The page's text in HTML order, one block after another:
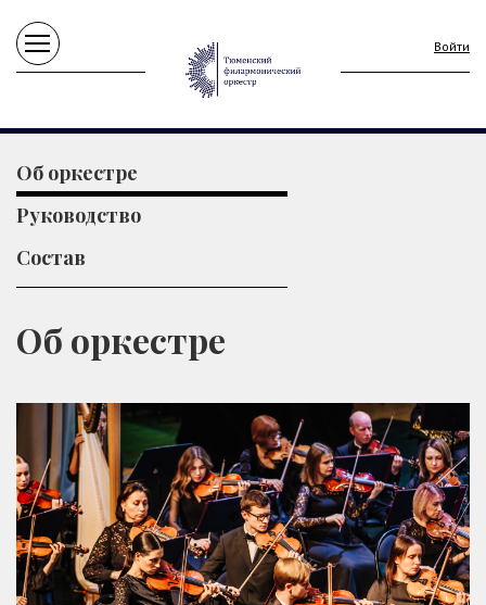
Войти
Об оркестре
Руководство
Состав
Об оркестре